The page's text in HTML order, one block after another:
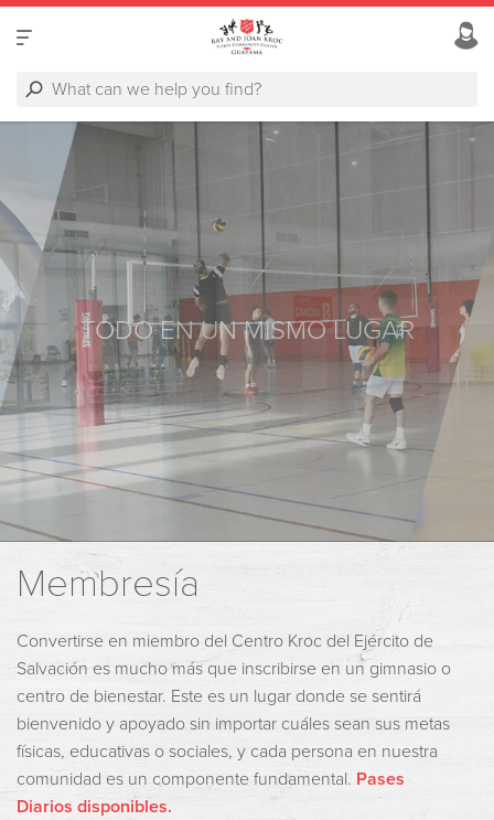
TODO EN UN MISMO LUGAR
Membresía
Convertirse en miembro del Centro Kroc del Ejército de
Salvación es mucho más que inscribirse en un gimnasio o
centro de bienestar. Este es un lugar donde se sentirá
bienvenido y apoyado sin importar cuáles sean sus metas
físicas, educativas o sociales, y cada persona en nuestra
comunidad es un componente fundamental. Pases
Diarios disponibles.